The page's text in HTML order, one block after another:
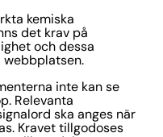
kemiska
det krav på
och dessa
inte kan se
Relevanta
ska anges när
Kravet tillgodoses